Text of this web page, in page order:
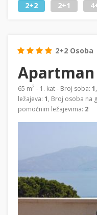
2+2 2+1
2+2 Osoba
Apartman
65 m2 - 1. kat - Broj soba: 1
ležajeva: 1, Broj osoba na
pomoćnim ležajevima: 2